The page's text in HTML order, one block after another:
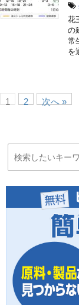
花
の
常
を
1 2 次へ »